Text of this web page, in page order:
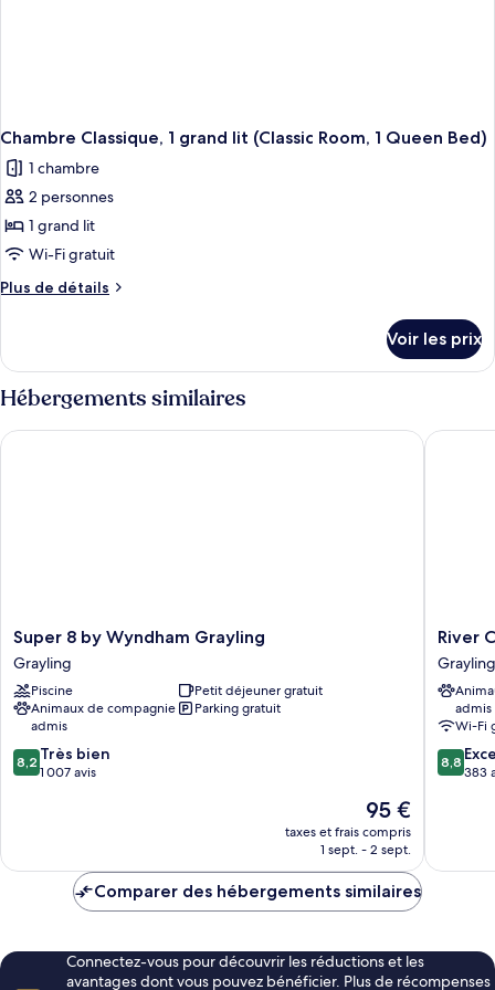
Chambre Classique, 1 grand lit (Classic Room, 1 Queen Bed)
1 chambre
2 personnes
1 grand lit
Wi-Fi gratuit
Plus de détails
Plus
le
type
de
chambre
Chambre
Voir les prix
Hébergements similaires
Super
8
by
Wyndham
Grayling
Grayling
Super 8 by Wyndham Grayling
Grayling
Piscine
Petit déjeuner gratuit
Animaux de compagnie
admis
Parking gratuit
8.2
sur
8,2 Très bien
1 007 avis
Le
nouveau
prix
de
95 €
taxes et frais compris
1 sept. - 2 sept.
Super 8 by Wyndham Grayling
River
Country
Motor
Lodge
Grayling
River
Grayling
admis
Wi-Fi
8.8
sur
8,8
383
River
Comparer des hébergements similaires
Connectez-vous pour découvrir les réductions et les
avantages dont vous pouvez bénéficier. Plus de récompenses